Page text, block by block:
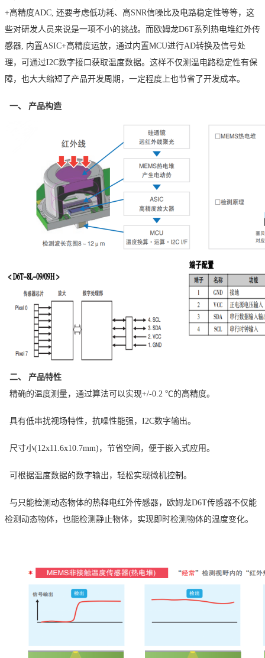
+高精度ADC, 还要考虑低功耗、高SNR信噪比及电路稳定性等等，这
些对研发人员来说是一项不小的挑战。而欧姆龙D6T系列热电堆红外传
感器, 内置ASIC+高精度运放，通过内置MCU进行AD转换及信号处
理，可通过I2C数字接口获取温度数据。这样不仅测温电路稳定性有保
障，也大大缩短了产品开发周期，一定程度上也节省了开发成本。
一、 产品构造
二、 产品特性
精确的温度测量，通过算法可以实现+/-0.2 ℃的高精度。
具有低串扰视场特性，抗噪性能强，I2C数字输出。
尺寸小(12x11.6x10.7mm)，节省空间，便于嵌入式应用。
可根据温度数据的数字输出，轻松实现微机控制。
与只能检测动态物体的热释电红外传感器，欧姆龙D6T传感器不仅能
检测动态物体，也能检测静止物体，实现即时检测物体的温度变化。